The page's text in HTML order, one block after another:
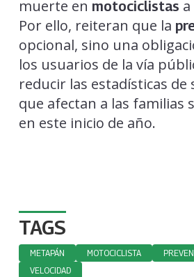
muerte en motociclistas
Por ello, reiteran que la
opcional, sino una
los usuarios de la vía
reducir las estadísticas de
que afectan a las familias
en este inicio de año.
TAGS
METAPÁN MOTOCICLISTA
VELOCIDAD